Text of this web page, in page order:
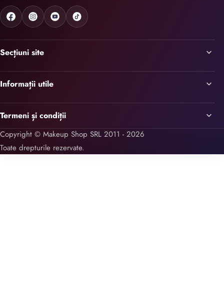
Secțiuni site
Informații utile
Termeni și condiții
Copyright © Makeup Shop SRL 2011 - 2026
Toate drepturile rezervate.